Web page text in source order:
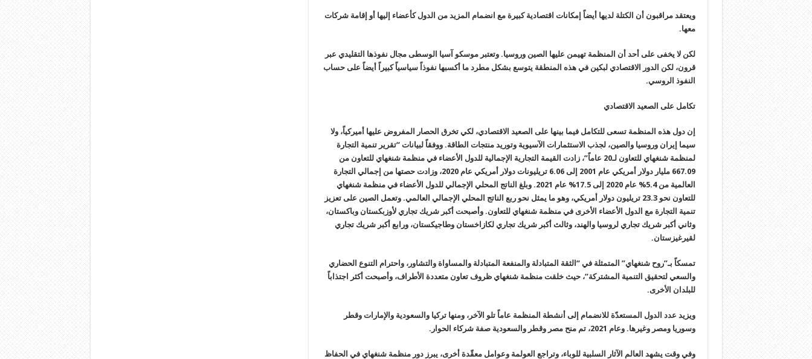
ويعتقد مراقبون أن الكتلة لديها أيضاً إمكانات اقتصادية كبيرة مع انضمام المزيد من الدول كأعضاء إليها أو إقامة شركات
معها.
لكن لا يخفى على أحد أن المنظمة تهيمن عليها الصين وروسيا. وتعتبر موسكو آسيا الوسطى مجال نفوذها التقليدي عبر
قرون، لكن الدور الاقتصادي لبكين في هذه المنطقة يتوسع بشكل مطرد ما أكسبها نفوذاً سياسياً كبيراً أيضاً على حساب
النفوذ الروسي.
تكامل على الصعيد الاقتصادي
إن دول هذه المنظمة تسعى للتكامل فيما بينها على الصعيد الاقتصادي، لكي تخرق الحصار المفروض عليها أميركياً، ولا
سيما إيران وروسيا والصين، لجذب الاستثمارات الآسيوية وتوريد منتجات الطاقة. ووفقاً لبيانات “تقرير تنمية التجارة
لمنظمة شنغهاي للتعاون لـ20 عاماً”، زادت القيمة التجارية الإجمالية للدول الأعضاء في منظمة شنغهاي للتعاون من
667.09 مليار دولار أمريكي عام 2001 إلى 6.06 تريليونات دولار أمريكي عام 2020، وزادت حصتها من إجمالي التجارة
العالمية من 5.4% عام 2020 إلى 17.5% عام 2021. وبلغ الناتج المحلي الإجمالي للدول الأعضاء في منظمة شنغهاي
للتعاون نحو 23.3 تريليون دولار أمريكي، وهو ما يمثل نحو ربع الناتج المحلي الإجمالي العالمي. وتعمل الصين على تعزيز
تنمية التجارة مع الدول الأعضاء الأخرى في منظمة شنغهاي للتعاون. وأصبحت أكبر شريك تجاري لأوزبكستان وباكستان،
وثاني أكبر شريك تجاري لروسيا والهند، وثالث أكبر شريك تجاري لكازاخستان وطاجيكستان، ورابع أكبر شريك تجاري
لقيرغيزستان.
تمسكاً بـ”روح شنغهاي” المتمثلة في “الثقة المتبادلة والمنفعة المتبادلة والمساواة والتشاور، واحترام التنوع الحضاري
والسعي لتحقيق التنمية المشتركة”، حيث خلقت منظمة شنغهاي ظروف تعاون متعددة الأطراف، وأصبحت أكثر اجتذاباً
للبلدان الأخرى.
ويزيد عدد الدول المستعدّة للانضمام إلى أنشطة المنظمة عاماً تلو الآخر، ومنها تركيا والسعودية والإمارات وقطر
وسوريا ومصر وغيرها. وعام 2021، تم منح مصر وقطر والسعودية صفة شركاء الحوار
.
وفي وقت يشهد العالم الآثار السلبية للوباء، وتراجع العولمة وعوامل معقّدة أخرى، يبرز دور منظمة شنغهاي في الحفاظ